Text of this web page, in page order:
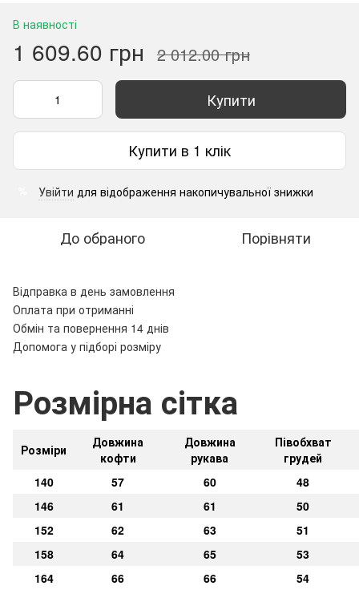
В наявності
1 609.60 грн 2 012.00 грн
Купити
Купити в 1 клік
Увійти для відображення накопичувальної знижки
До обраного Порівняти
Відправка в день замовлення
Оплата при отриманні
Обмін та повернення 14 днів
Допомога у підборі розміру
Розмірна сітка
Розміри
Довжина
кофти
Довжина
рукава
Півобхват
грудей
140
57 60
48
146
61 61
50
152
62 63
51
158
64 65
53
164
66 66 54